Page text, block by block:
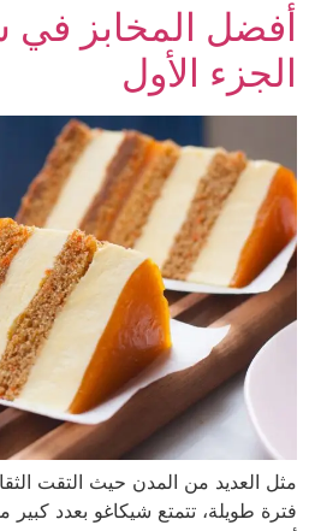
أفضل المخابز في
الجزء الأول
مثل العديد من المدن حيث التقت
فترة طويلة، تتمتع شيكاغو بعدد كبير